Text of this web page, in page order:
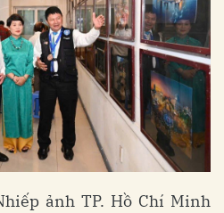
ảnh TP. Hồ Chí Minh